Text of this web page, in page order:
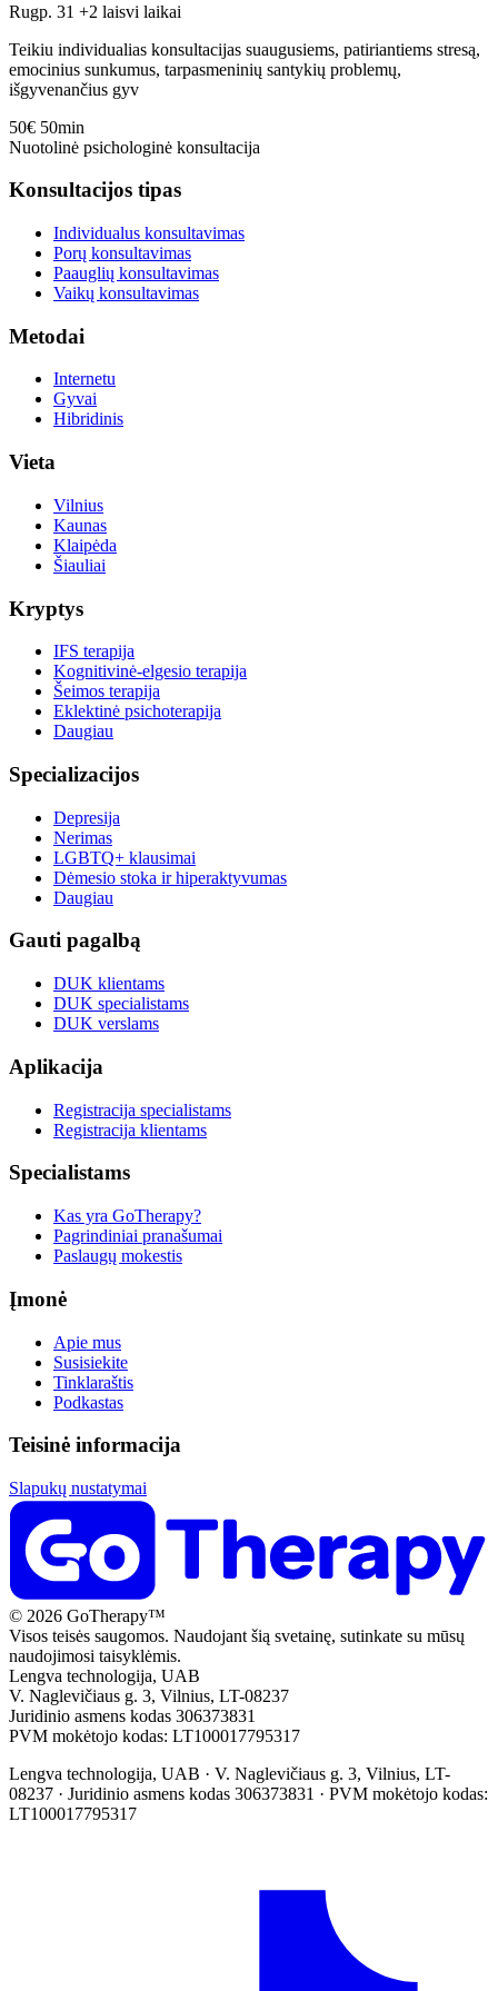
Rugp. 31 +2 laisvi laikai
Teikiu individualias konsultacijas suaugusiems, patiriantiems stresą,
emocinius sunkumus, tarpasmeninių santykių problemų,
išgyvenančius gyv
50€ 50min
Nuotolinė psichologinė konsultacija
Konsultacijos tipas
Individualus konsultavimas
Porų konsultavimas
Paauglių konsultavimas
Vaikų konsultavimas
Metodai
Internetu
Gyvai
Hibridinis
Vieta
Vilnius
Kaunas
Klaipėda
Šiauliai
Kryptys
IFS terapija
Kognitivinė-elgesio terapija
Šeimos terapija
Eklektinė psichoterapija
Daugiau
Specializacijos
Depresija
Nerimas
LGBTQ+ klausimai
Dėmesio stoka ir hiperaktyvumas
Daugiau
Gauti pagalbą
DUK klientams
DUK specialistams
DUK verslams
Aplikacija
Registracija specialistams
Registracija klientams
Specialistams
Kas yra GoTherapy?
Pagrindiniai pranašumai
Paslaugų mokestis
Įmonė
Apie mus
Susisiekite
Tinklaraštis
Podkastas
Teisinė informacija
Slapukų nustatymai
© 2026 GoTherapy™
Visos teisės saugomos. Naudojant šią svetainę, sutinkate su mūsų
naudojimosi taisyklėmis.
Lengva technologija, UAB
V. Naglevičiaus g. 3, Vilnius, LT-08237
Juridinio asmens kodas 306373831
PVM mokėtojo kodas: LT100017795317
Lengva technologija, UAB · V. Naglevičiaus g. 3, Vilnius, LT-
08237 · Juridinio asmens kodas 306373831 · PVM mokėtojo kodas:
LT100017795317